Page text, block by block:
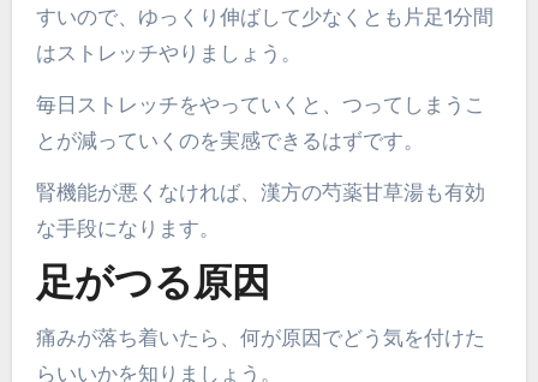
すいので、ゆっくり伸ばして少なくとも片足1分間
はストレッチやりましょう。
毎日ストレッチをやっていくと、つってしまうこ
とが減っていくのを実感できるはずです。
腎機能が悪くなければ、漢方の芍薬甘草湯も有効
な手段になります。
足がつる原因
痛みが落ち着いたら、何が原因でどう気を付けた
らいいかを知りましょう。